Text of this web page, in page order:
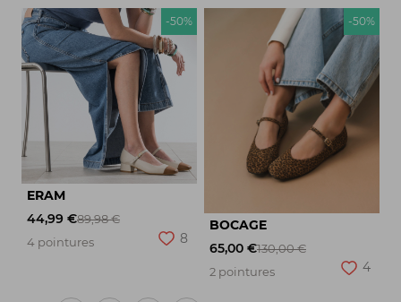
-50%
ERAM
44,99 €89,98 €
4 pointures
8
-50%
BOCAGE
65,00 €130,00 €
2 pointures
4